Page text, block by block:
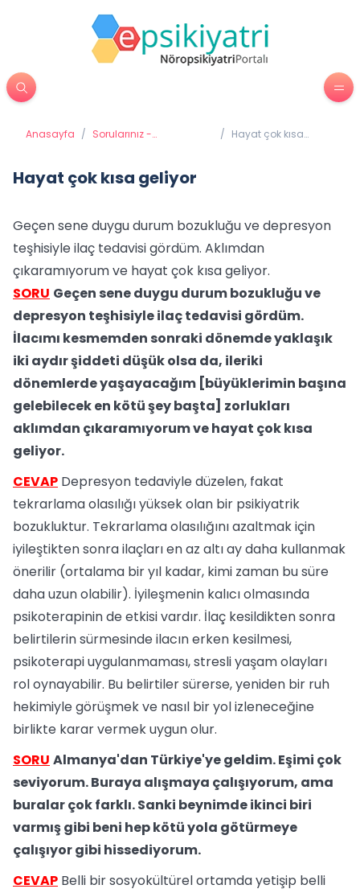
Anasayfa / Sorularınız -
/ Hayat çok kısa
Hayat çok kısa geliyor
Geçen sene duygu durum bozukluğu ve depresyon
teşhisiyle ilaç tedavisi gördüm. Aklımdan
çıkaramıyorum ve hayat çok kısa geliyor.
SORU Geçen sene duygu durum bozukluğu ve
depresyon teşhisiyle ilaç tedavisi gördüm.
İlacımı kesmemden sonraki dönemde yaklaşık
iki aydır şiddeti düşük olsa da, ileriki
dönemlerde yaşayacağım [büyüklerimin başına
gelebilecek en kötü şey başta] zorlukları
aklımdan çıkaramıyorum ve hayat çok kısa
geliyor.
CEVAP Depresyon tedaviyle düzelen, fakat
tekrarlama olasılığı yüksek olan bir psikiyatrik
bozukluktur. Tekrarlama olasılığını azaltmak için
iyileştikten sonra ilaçları en az altı ay daha kullanmak
önerilir (ortalama bir yıl kadar, kimi zaman bu süre
daha uzun olabilir). İyileşmenin kalıcı olmasında
psikoterapinin de etkisi vardır. İlaç kesildikten sonra
belirtilerin sürmesinde ilacın erken kesilmesi,
psikoterapi uygulanmaması, stresli yaşam olayları
rol oynayabilir. Bu belirtiler sürerse, yeniden bir ruh
hekimiyle görüşmek ve nasıl bir yol izleneceğine
birlikte karar vermek uygun olur.
SORU Almanya'dan Türkiye'ye geldim. Eşimi çok
seviyorum. Buraya alışmaya çalışıyorum, ama
buralar çok farklı. Sanki beynimde ikinci biri
varmış gibi beni hep kötü yola götürmeye
çalışıyor gibi hissediyorum.
CEVAP Belli bir sosyokültürel ortamda yetişip belli